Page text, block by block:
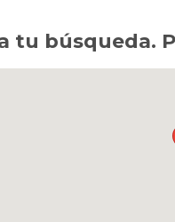
tu búsqueda.